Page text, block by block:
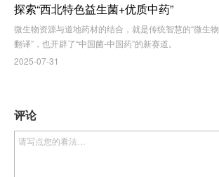
探索“西北特色益生菌+优质中药”
微生物资源与道地药材的结合，就是传统智慧的“微生物
翻译”，也开辟了“中国菌-中国药”的新赛道。
2025-07-31
评论